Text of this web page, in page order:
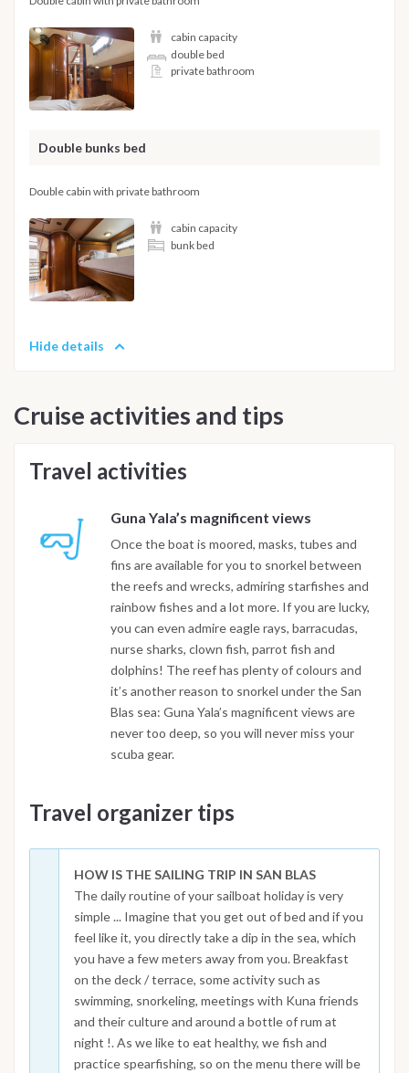
cabin capacity
double bed
private bathroom
Double bunks bed
Double cabin with private bathroom
cabin capacity
bunk bed
Hide details
Cruise activities and tips
Travel activities
Guna Yala’s magnificent views
Once the boat is moored, masks, tubes and
fins are available for you to snorkel between
the reefs and wrecks, admiring starfishes and
rainbow fishes and a lot more. If you are lucky,
you can even admire eagle rays, barracudas,
nurse sharks, clown fish, parrot fish and
dolphins! The reef has plenty of colours and
it’s another reason to snorkel under the San
Blas sea: Guna Yala’s magnificent views are
never too deep, so you will never miss your
scuba gear.
Travel organizer tips
HOW IS THE SAILING TRIP IN SAN BLAS
The daily routine of your sailboat holiday is very
simple ... Imagine that you get out of bed and if you
feel like it, you directly take a dip in the sea, which
you have a few meters away from you. Breakfast
on the deck / terrace, some activity such as
swimming, snorkeling, meetings with Kuna friends
and their culture and around a bottle of rum at
night !. As we like to eat healthy, we fish and
practice spearfishing, so on the menu there will be